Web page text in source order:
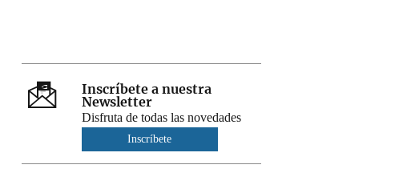
Inscríbete a nuestra
Newsletter
Disfruta de todas las novedades
Inscríbete